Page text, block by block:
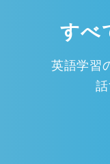
すべ
英語学習